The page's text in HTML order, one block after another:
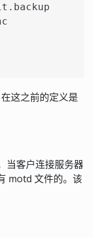
这之前的定义是
当客户连接服务器
motd 文件的。该